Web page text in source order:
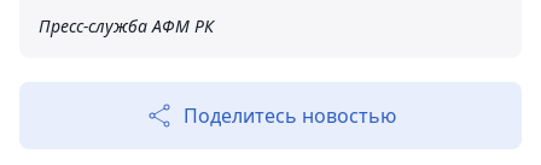
Пресс-служба АФМ РК
Поделитесь новостью